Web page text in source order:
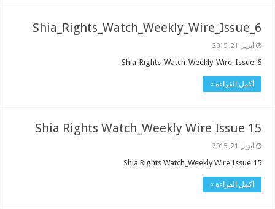
Shia_Rights_Watch_Weekly_Wire_Issue_6
أبريل 21, 2015
Shia_Rights_Watch_Weekly_Wire_Issue_6
أكمل القراءة »
Shia Rights Watch_Weekly Wire Issue 15
أبريل 21, 2015
Shia Rights Watch_Weekly Wire Issue 15
أكمل القراءة »